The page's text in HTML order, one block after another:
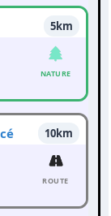
5km
NATURE
10km
ROUTE